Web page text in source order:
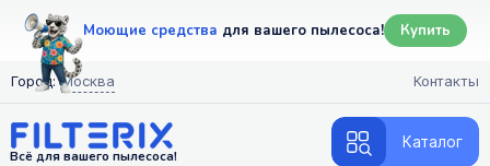
Моющие средства для вашего пылесоса! Купить
Город: Москва Контакты
Всё для вашего пылесоса!
Каталог